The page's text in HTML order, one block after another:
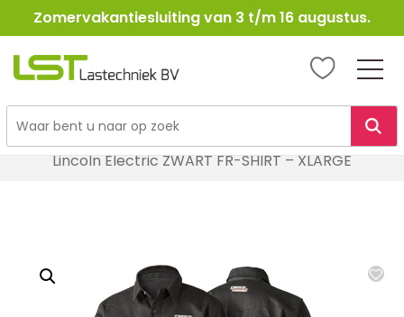
Ga
naar
Zomervakantiesluiting van 3 t/m 16 augustus.
LST
Lasbescherming
Lincoln Electric ZWART FR-SHIRT – XLARGE